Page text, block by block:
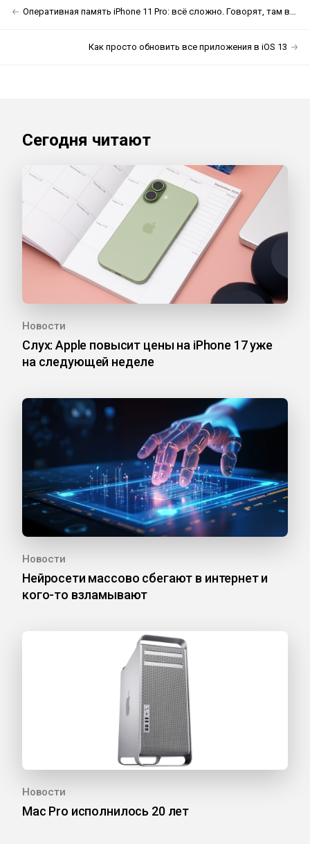
Оперативная память iPhone 11 Pro: всё сложно. Говорят, там всё-таки 6 ГБ
Как просто обновить все приложения в iOS 13
Сегодня читают
Новости
Слух: Apple повысит цены на iPhone 17 уже
на следующей неделе
Новости
Нейросети массово сбегают в интернет и
кого-то взламывают
Новости
Mac Pro исполнилось 20 лет